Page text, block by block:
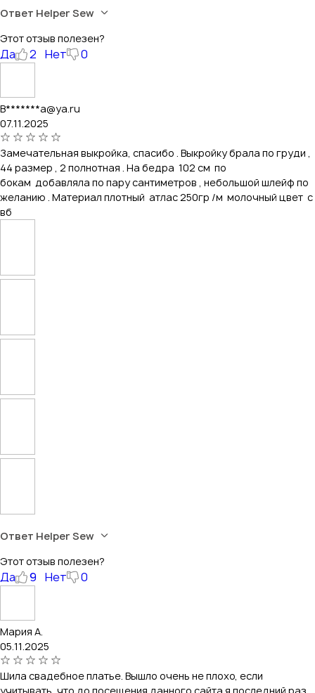
Ответ Helper Sew
Этот отзыв полезен?
Да 2 Нет 0
B*******a@ya.ru
07.11.2025
Замечательная выкройка, спасибо . Выкройку брала по груди ,
44 размер , 2 полнотная . На бедра 102 см по
бокам добавляла по пару сантиметров , небольшой шлейф по
желанию . Материал плотный атлас 250гр /м молочный цвет с
вб
Ответ Helper Sew
Этот отзыв полезен?
Да 9 Нет 0
Мария А.
05.11.2025
Шила свадебное платье. Вышло очень не плохо, если
учитывать, что до посещения данного сайта я последний раз